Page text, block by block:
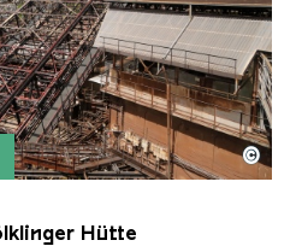
Völklinger Hütte mit
Völklinger Hütte | Karl
©
Hütte